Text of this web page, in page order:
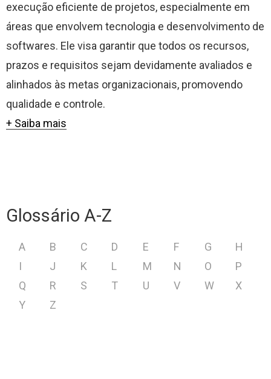
execução eficiente de projetos, especialmente em
áreas que envolvem tecnologia e desenvolvimento de
softwares. Ele visa garantir que todos os recursos,
prazos e requisitos sejam devidamente avaliados e
alinhados às metas organizacionais, promovendo
qualidade e controle.
+ Saiba mais
Glossário A-Z
A B C D E F G
H
I
J K L M N O
P
Q
R S T U V W
X
Y
Z